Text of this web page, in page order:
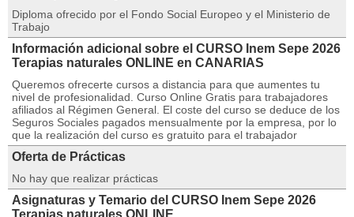
Diploma ofrecido por el Fondo Social Europeo y el Ministerio de
Trabajo
Información adicional sobre el CURSO Inem Sepe 2026
Terapias naturales ONLINE en CANARIAS
Queremos ofrecerte cursos a distancia para que aumentes tu
nivel de profesionalidad. Curso Online Gratis para trabajadores
afiliados al Régimen General. El coste del curso se deduce de los
Seguros Sociales pagados mensualmente por la empresa, por lo
que la realización del curso es gratuito para el trabajador
Oferta de Prácticas
No hay que realizar prácticas
Asignaturas y Temario del CURSO Inem Sepe 2026
Terapias naturales ONLINE